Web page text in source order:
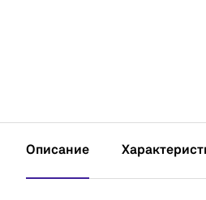
Описание